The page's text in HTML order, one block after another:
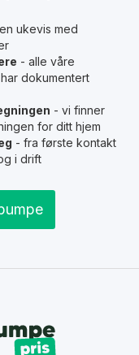
ukevis med
- alle våre
dokumentert
- vi finner
for ditt hjem
- fra første kontakt
i drift